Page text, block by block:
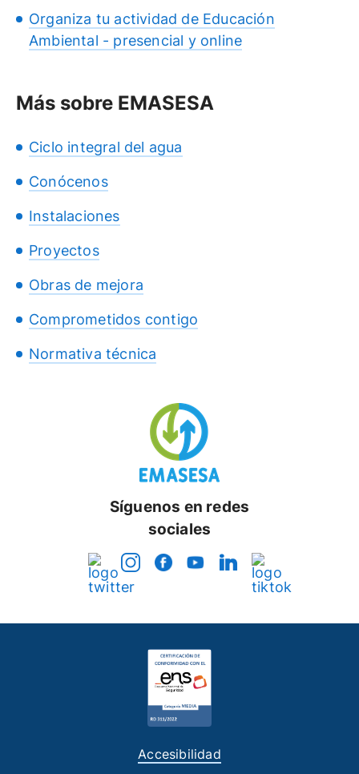
Organiza tu actividad de Educación
Ambiental - presencial y online
Más sobre EMASESA
Ciclo integral del agua
Conócenos
Instalaciones
Proyectos
Obras de mejora
Comprometidos contigo
Normativa técnica
Síguenos en redes
sociales
Accesibilidad